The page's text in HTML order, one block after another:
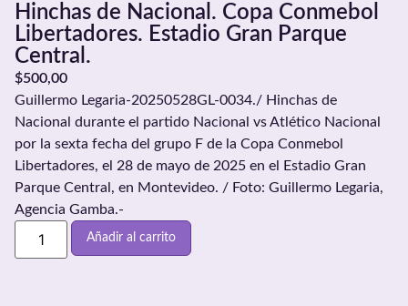
Hinchas de Nacional. Copa Conmebol
Libertadores. Estadio Gran Parque
Central.
$500,00
Guillermo Legaria-20250528GL-0034./ Hinchas de
Nacional durante el partido Nacional vs Atlético Nacional
por la sexta fecha del grupo F de la Copa Conmebol
Libertadores, el 28 de mayo de 2025 en el Estadio Gran
Parque Central, en Montevideo. / Foto: Guillermo Legaria,
Agencia Gamba.-
Añadir al carrito